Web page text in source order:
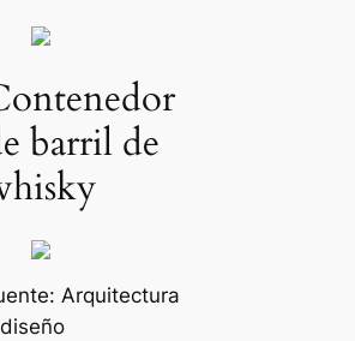
barril de
Arquitectura